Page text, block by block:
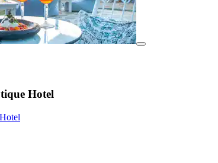
Hotel